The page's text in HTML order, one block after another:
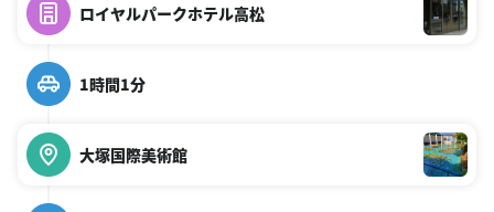
ロイヤルパークホテル高松
1時間1分
大塚国際美術館